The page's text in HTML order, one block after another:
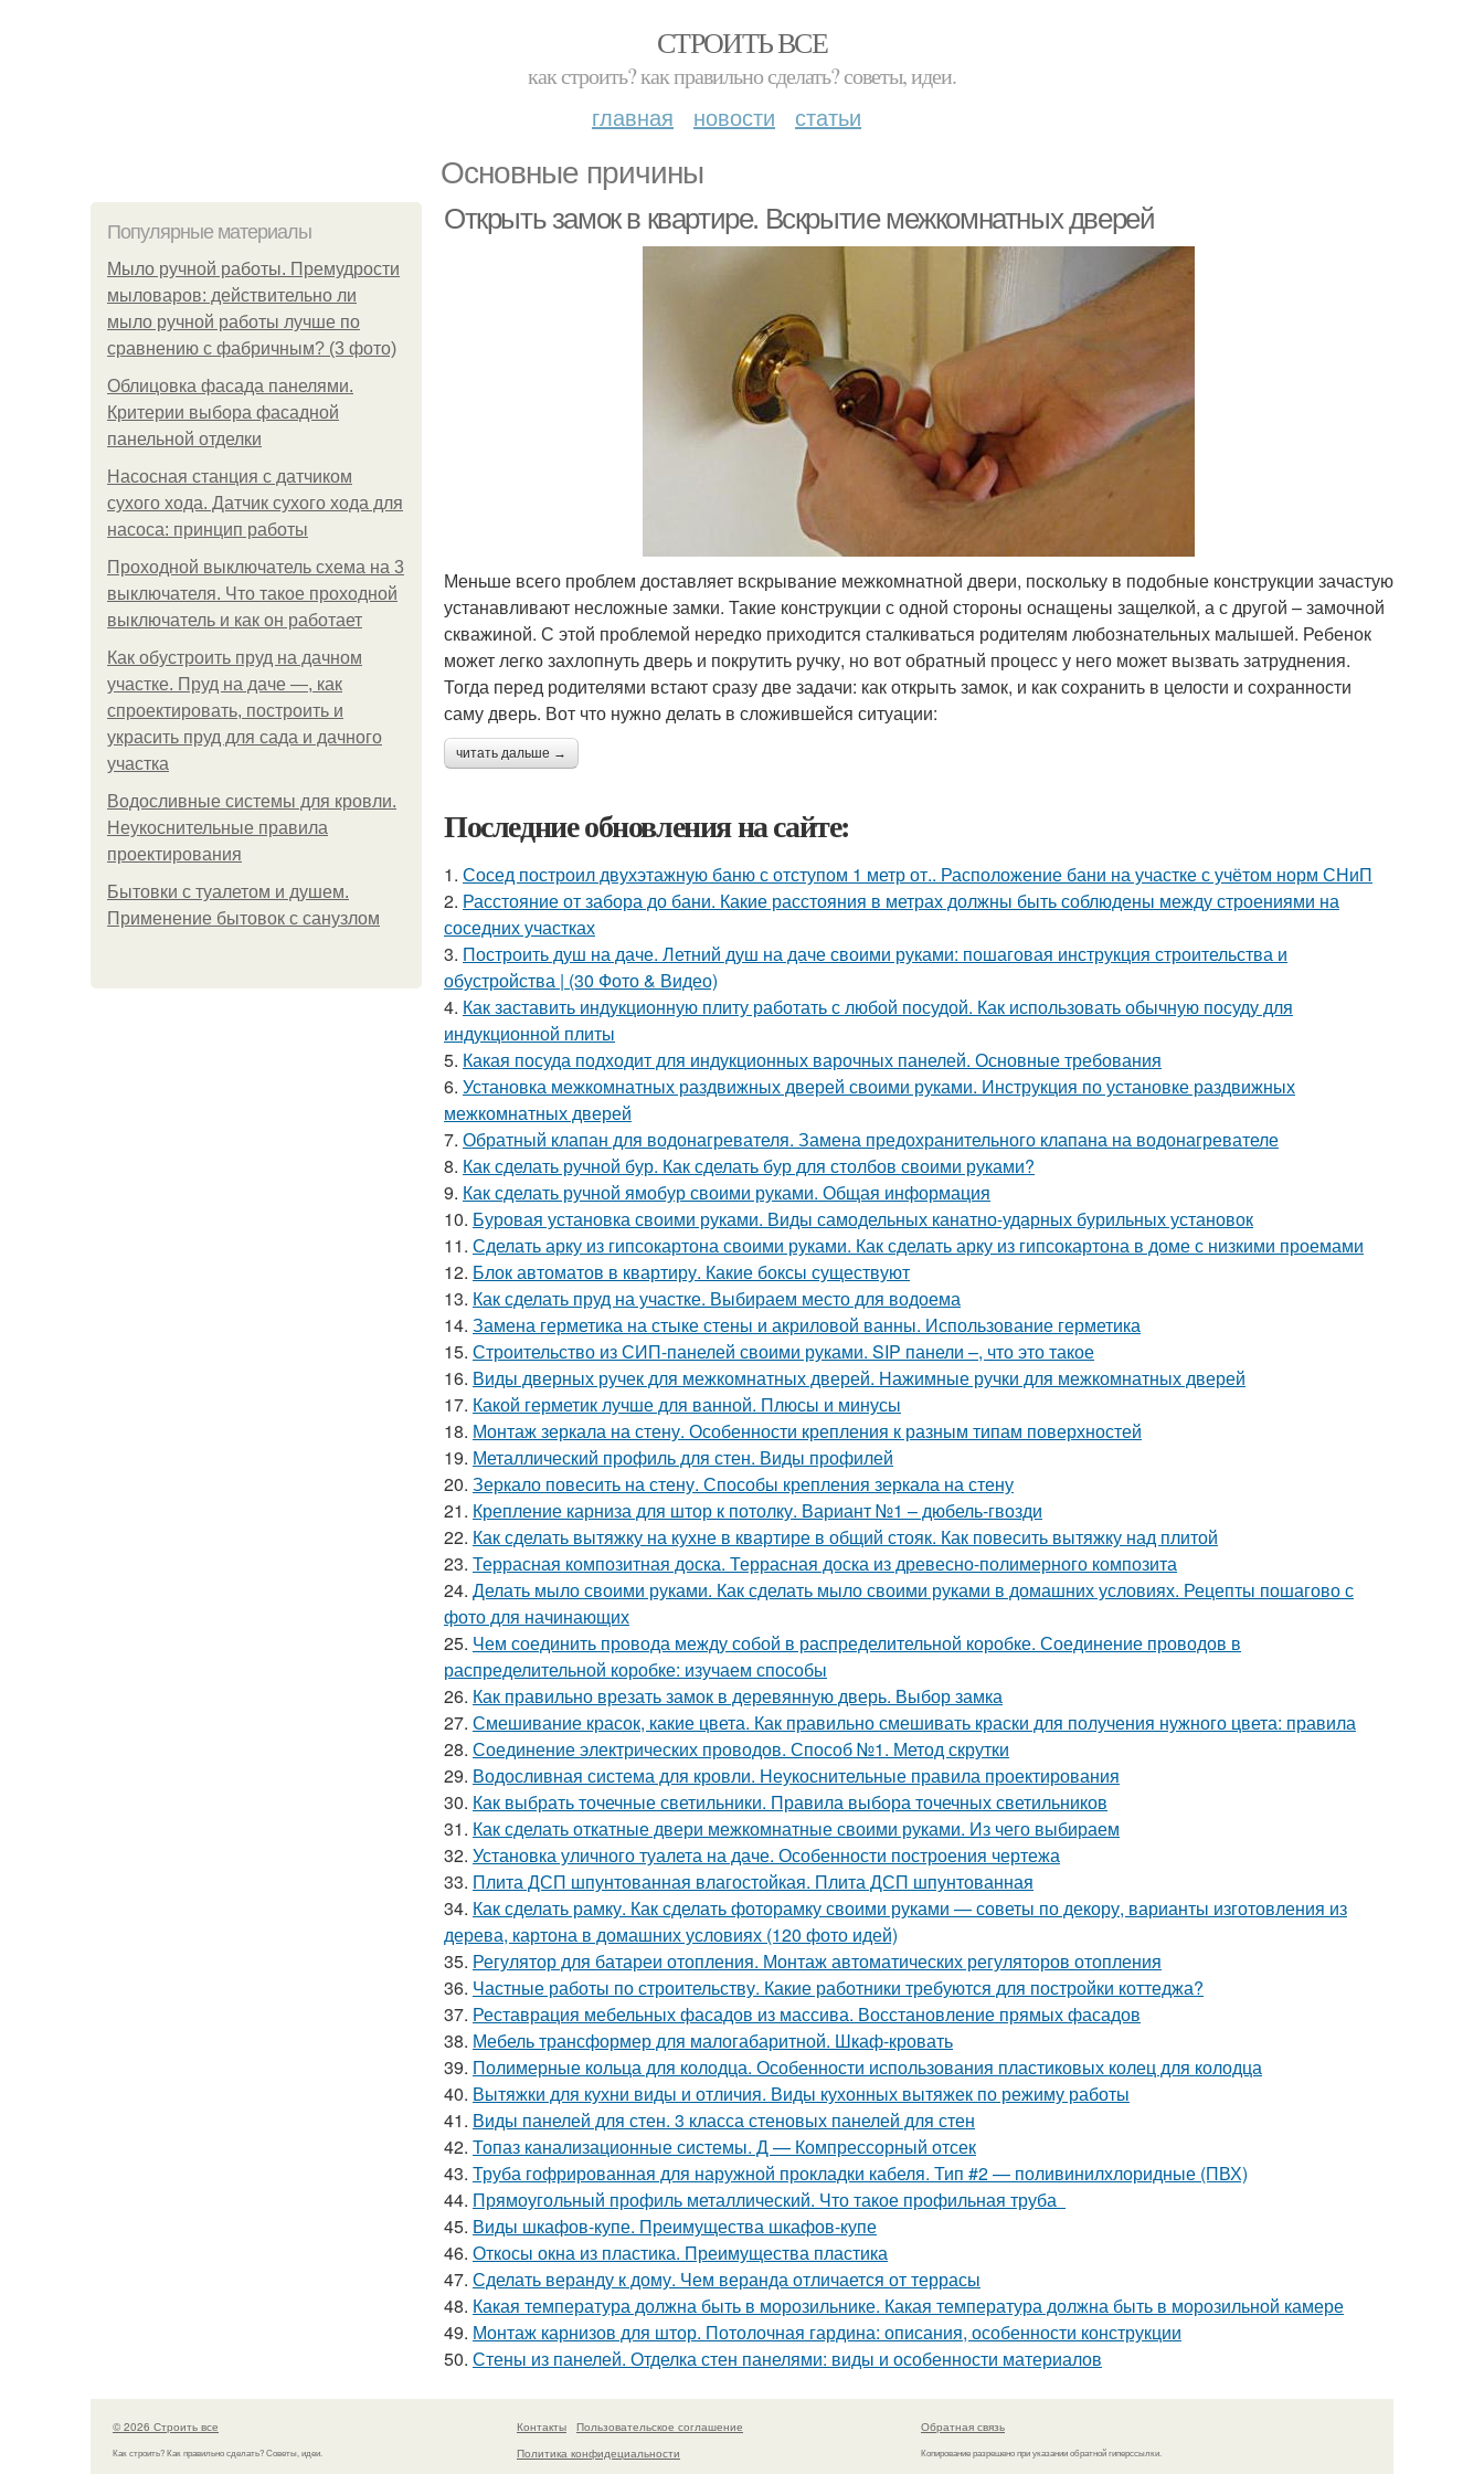
СТРОИТЬ ВСЕ
как строить? как правильно сделать? советы, идеи.
главная новости статьи
Основные причины
Популярные материалы
Мыло ручной работы. Премудрости
мыловаров: действительно ли
мыло ручной работы лучше по
сравнению с фабричным? (3 фото)
Облицовка фасада панелями.
Критерии выбора фасадной
панельной отделки
Насосная станция с датчиком
сухого хода. Датчик сухого хода для
насоса: принцип работы
Проходной выключатель схема на 3
выключателя. Что такое проходной
выключатель и как он работает
Как обустроить пруд на дачном
участке. Пруд на даче —, как
спроектировать, построить и
украсить пруд для сада и дачного
участка
Водосливные системы для кровли.
Неукоснительные правила
проектирования
Бытовки с туалетом и душем.
Применение бытовок с санузлом
Открыть замок в квартире. Вскрытие межкомнатных дверей
Меньше всего проблем доставляет вскрывание межкомнатной двери, поскольку в подобные конструкции зачастую
устанавливают несложные замки. Такие конструкции с одной стороны оснащены защелкой, а с другой – замочной
скважиной. С этой проблемой нередко приходится сталкиваться родителям любознательных малышей. Ребенок
может легко захлопнуть дверь и покрутить ручку, но вот обратный процесс у него может вызвать затруднения.
Тогда перед родителями встают сразу две задачи: как открыть замок, и как сохранить в целости и сохранности
саму дверь. Вот что нужно делать в сложившейся ситуации:
читать дальше →
Последние обновления на сайте:
1. Сосед построил двухэтажную баню с отступом 1 метр от.. Расположение бани на участке с учётом норм СНиП
2. Расстояние от забора до бани. Какие расстояния в метрах должны быть соблюдены между строениями на
соседних участках
3. Построить душ на даче. Летний душ на даче своими руками: пошаговая инструкция строительства и
обустройства | (30 Фото & Видео)
4. Как заставить индукционную плиту работать с любой посудой. Как использовать обычную посуду для
индукционной плиты
5. Какая посуда подходит для индукционных варочных панелей. Основные требования
6. Установка межкомнатных раздвижных дверей своими руками. Инструкция по установке раздвижных
межкомнатных дверей
7. Обратный клапан для водонагревателя. Замена предохранительного клапана на водонагревателе
8. Как сделать ручной бур. Как сделать бур для столбов своими руками?
9. Как сделать ручной ямобур своими руками. Общая информация
10. Буровая установка своими руками. Виды самодельных канатно-ударных бурильных установок
11. Сделать арку из гипсокартона своими руками. Как сделать арку из гипсокартона в доме с низкими проемами
12. Блок автоматов в квартиру. Какие боксы существуют
13. Как сделать пруд на участке. Выбираем место для водоема
14. Замена герметика на стыке стены и акриловой ванны. Использование герметика
15. Строительство из СИП-панелей своими руками. SIP панели –, что это такое
16. Виды дверных ручек для межкомнатных дверей. Нажимные ручки для межкомнатных дверей
17. Какой герметик лучше для ванной. Плюсы и минусы
18. Монтаж зеркала на стену. Особенности крепления к разным типам поверхностей
19. Металлический профиль для стен. Виды профилей
20. Зеркало повесить на стену. Способы крепления зеркала на стену
21. Крепление карниза для штор к потолку. Вариант №1 – дюбель-гвозди
22. Как сделать вытяжку на кухне в квартире в общий стояк. Как повесить вытяжку над плитой
23. Террасная композитная доска. Террасная доска из древесно-полимерного композита
24. Делать мыло своими руками. Как сделать мыло своими руками в домашних условиях. Рецепты пошагово с
фото для начинающих
25. Чем соединить провода между собой в распределительной коробке. Соединение проводов в
распределительной коробке: изучаем способы
26. Как правильно врезать замок в деревянную дверь. Выбор замка
27. Смешивание красок, какие цвета. Как правильно смешивать краски для получения нужного цвета: правила
28. Соединение электрических проводов. Способ №1. Метод скрутки
29. Водосливная система для кровли. Неукоснительные правила проектирования
30. Как выбрать точечные светильники. Правила выбора точечных светильников
31. Как сделать откатные двери межкомнатные своими руками. Из чего выбираем
32. Установка уличного туалета на даче. Особенности построения чертежа
33. Плита ДСП шпунтованная влагостойкая. Плита ДСП шпунтованная
34. Как сделать рамку. Как сделать фоторамку своими руками — советы по декору, варианты изготовления из
дерева, картона в домашних условиях (120 фото идей)
35. Регулятор для батареи отопления. Монтаж автоматических регуляторов отопления
36. Частные работы по строительству. Какие работники требуются для постройки коттеджа?
37. Реставрация мебельных фасадов из массива. Восстановление прямых фасадов
38. Мебель трансформер для малогабаритной. Шкаф-кровать
39. Полимерные кольца для колодца. Особенности использования пластиковых колец для колодца
40. Вытяжки для кухни виды и отличия. Виды кухонных вытяжек по режиму работы
41. Виды панелей для стен. 3 класса стеновых панелей для стен
42. Топаз канализационные системы. Д — Компрессорный отсек
43. Труба гофрированная для наружной прокладки кабеля. Тип #2 — поливинилхлоридные (ПВХ)
44. Прямоугольный профиль металлический. Что такое профильная труба
45. Виды шкафов-купе. Преимущества шкафов-купе
46. Откосы окна из пластика. Преимущества пластика
47. Сделать веранду к дому. Чем веранда отличается от террасы
48. Какая температура должна быть в морозильнике. Какая температура должна быть в морозильной камере
49. Монтаж карнизов для штор. Потолочная гардина: описания, особенности конструкции
50. Стены из панелей. Отделка стен панелями: виды и особенности материалов
© 2026 Строить все
Как строить? Как правильно сделать? Советы, идеи.
Контакты
Пользовательское соглашение
Политика конфидециальности
Обратная связь
Копирование разрешено при указании обратной гиперссылки.